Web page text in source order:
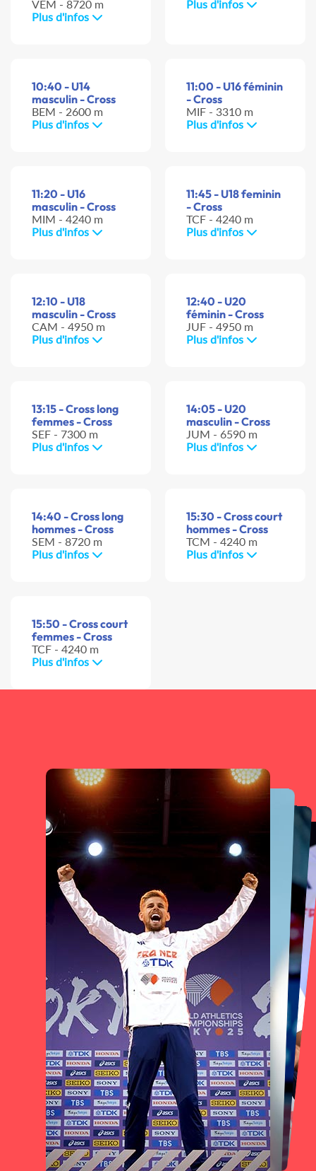
VEM - 8720 m
Plus d'infos
Plus d'infos
10:40 - U14
masculin - Cross
BEM - 2600 m
Plus d'infos
11:00 - U16 féminin
- Cross
MIF - 3310 m
Plus d'infos
11:20 - U16
masculin - Cross
MIM - 4240 m
Plus d'infos
11:45 - U18 feminin
- Cross
TCF - 4240 m
Plus d'infos
12:10 - U18
masculin - Cross
CAM - 4950 m
Plus d'infos
12:40 - U20
féminin - Cross
JUF - 4950 m
Plus d'infos
13:15 - Cross long
femmes - Cross
SEF - 7300 m
Plus d'infos
14:05 - U20
masculin - Cross
JUM - 6590 m
Plus d'infos
14:40 - Cross long
hommes - Cross
SEM - 8720 m
Plus d'infos
15:30 - Cross court
hommes - Cross
TCM - 4240 m
Plus d'infos
15:50 - Cross court
femmes - Cross
TCF - 4240 m
Plus d'infos